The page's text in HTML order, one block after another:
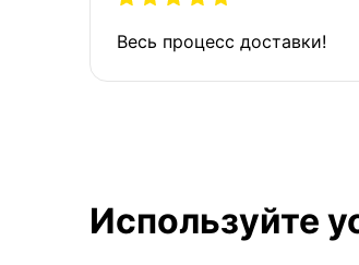
Весь процесс доставки!
Используйте